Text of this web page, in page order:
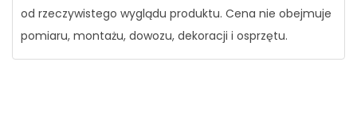
od rzeczywistego wyglądu produktu. Cena nie obejmuje
pomiaru, montażu, dowozu, dekoracji i osprzętu.